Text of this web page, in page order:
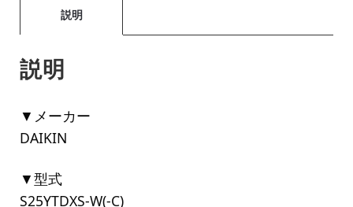
説明
説明
▼メーカー
DAIKIN
▼型式
S25YTDXS-W(-C)